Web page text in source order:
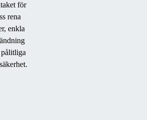
för
rena
enkla